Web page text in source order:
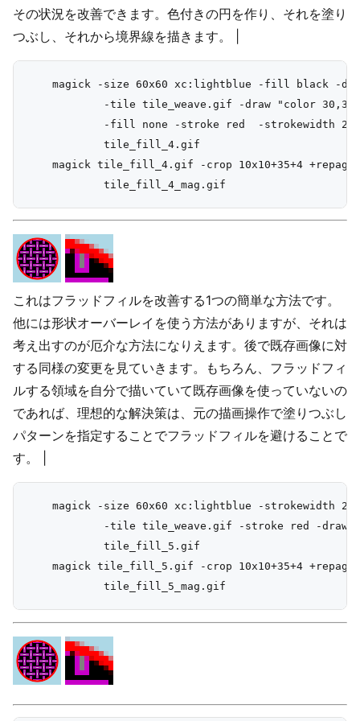
その状況を改善できます。色付きの円を作り、それを塗り
つぶし、それから境界線を描きます。 |
magick -size 60x60 xc:lightblue -fill black -
-tile tile_weave.gif -draw "color 30,30
-fill none -stroke red  -strokewidth 2
            tile_fill_4.gif
magick tile_fill_4.gif -crop 10x10+35+4 +repage
これはフラッドフィルを改善する1つの簡単な方法です。
他には形状オーバーレイを使う方法がありますが、それは
考え出すのが厄介な方法になりえます。後で既存画像に対
する同様の変更を見ていきます。もちろん、フラッドフィ
ルする領域を自分で描いていて既存画像を使っていないの
であれば、理想的な解決策は、元の描画操作で塗りつぶし
パターンを指定することでフラッドフィルを避けることで
す。 |
    magick -size 60x60 xc:lightblue -strokewidth 2 \
-tile tile_weave.gif -stroke red -draw
            tile_fill_5.gif
magick tile_fill_5.gif -crop 10x10+35+4 +repage